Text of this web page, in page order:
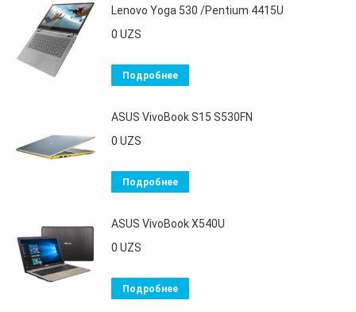
Lenovo Yoga 530 /Pentium 4415U
0 UZS
Подробнее
ASUS VivoBook S15 S530FN
0 UZS
Подробнее
ASUS VivoBook X540U
0 UZS
Подробнее